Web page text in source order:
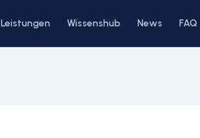
Leistungen Wissenshub News FAQ